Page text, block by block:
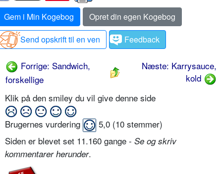
Gem i Min Kogebog
Opret din egen Kogebog
Send opskrift til en ven
Feedback
Forrige: Sandwich,
forskellige
Næste: Karrysauce,
kold
Klik på den smiley du vil give denne side
Brugernes vurdering 5,0 (10 stemmer)
Siden er blevet set 11.160 gange - Se og skriv
kommentarer herunder.